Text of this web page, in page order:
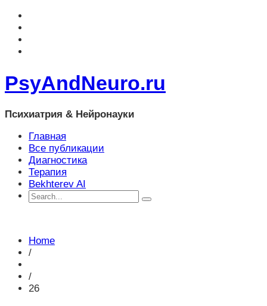
PsyAndNeuro.ru
Психиатрия & Нейронауки
Главная
Все публикации
Диагностика
Терапия
Bekhterev AI
Home
/
/
26